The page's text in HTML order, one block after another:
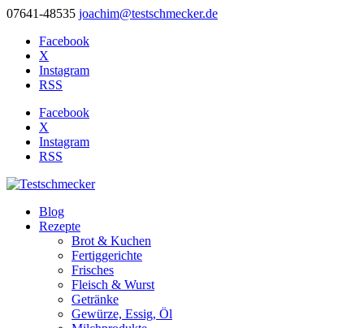
07641-48535 joachim@testschmecker.de
Facebook
X
Instagram
RSS
Facebook
X
Instagram
RSS
Blog
Rezepte
Brot & Kuchen
Fertiggerichte
Frisches
Fleisch & Wurst
Getränke
Gewürze, Essig, Öl